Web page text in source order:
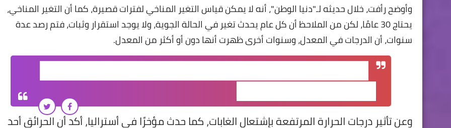
وأوضح رأفت، خلال حديثه لـ"دنيا الوطن"، أنه لا يمكن قياس التغير المناخي لفترات قصيرة، كما أن التغير المناخي،
يحتاج 30 عامًا، لكن من الملاحظ أن كل عام يحدث تغير في الحالة الجوية، ولا يوجد استقرار وثبات، فتم رصد عدة
سنوات، أن الدرجات في المعدل، وسنوات أخرى ظهرت أنها دون أو أكثر من المعدل.
وعن تأثير درجات الحرارة المرتفعة بإشتعال الغابات، كما حدث مؤخرًا في أستراليا، أكد أن الحرائق أحد